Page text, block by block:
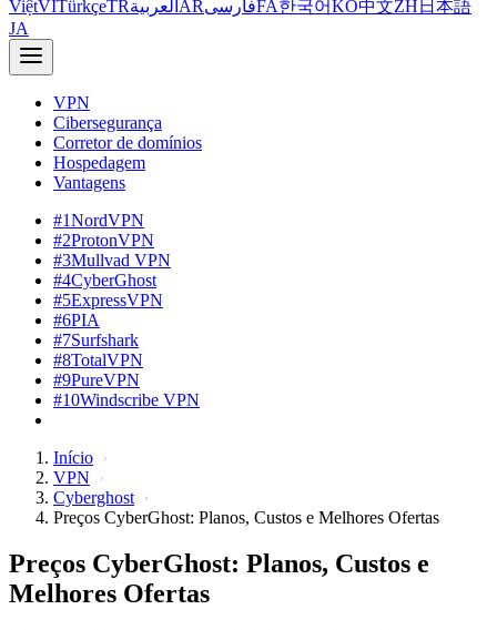
ViệtVITürkçeTRالعربية ARفارسیFA한국어KO中文ZH 日本語
JA
VPN
Cibersegurança
Corretor de domínios
Hospedagem
Vantagens
#1NordVPN
#2ProtonVPN
#3Mullvad VPN
#4CyberGhost
#5ExpressVPN
#6PIA
#7Surfshark
#8TotalVPN
#9PureVPN
#10Windscribe VPN
Início
VPN
Cyberghost
Preços CyberGhost: Planos, Custos e Melhores Ofertas
Preços CyberGhost: Planos, Custos e
Melhores Ofertas